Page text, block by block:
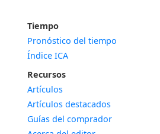
Tiempo
Pronóstico del tiempo
Índice ICA
Recursos
Artículos
Artículos destacados
Guías del comprador